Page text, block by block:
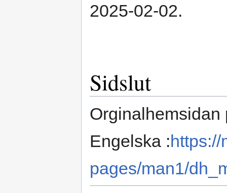
2025-02-02.
Sidslut
Orginalhemsidan
Engelska :https://
pages/man1/